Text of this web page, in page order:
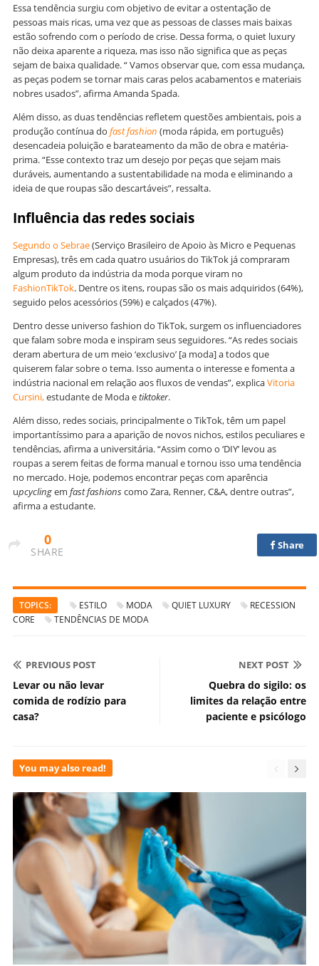
Essa tendência surgiu com objetivo de evitar a ostentação de
pessoas mais ricas, uma vez que as pessoas de classes mais baixas
estão sofrendo com o período de crise. Dessa forma, o quiet luxury
não deixa aparente a riqueza, mas isso não significa que as peças
sejam de baixa qualidade. “ Vamos observar que, com essa mudança,
as peças podem se tornar mais caras pelos acabamentos e materiais
nobres usados”, afirma Amanda Spada.
Além disso, as duas tendências refletem questões ambientais, pois a
produção contínua do fast fashion (moda rápida, em português)
desencadeia poluição e barateamento da mão de obra e matéria-
prima. “Esse contexto traz um desejo por peças que sejam mais
duráveis, aumentando a sustentabilidade na moda e eliminando a
ideia de que roupas são descartáveis”, ressalta.
Influência das redes sociais
Segundo o Sebrae(Serviço Brasileiro de Apoio às Micro e Pequenas
Empresas), três em cada quatro usuários do TikTok já compraram
algum produto da indústria da moda porque viram no
FashionTikTok. Dentre os itens, roupas são os mais adquiridos (64%),
seguido pelos acessórios (59%) e calçados (47%).
Dentro desse universo fashion do TikTok, surgem os influenciadores
que falam sobre moda e inspiram seus seguidores. “As redes sociais
deram abertura de um meio ‘exclusivo’ [a moda] a todos que
quiserem falar sobre o tema. Isso aumenta o interesse e fomenta a
indústria nacional em relação aos fluxos de vendas”, explicaVitoria
Cursini,estudante de Moda etiktoker.
Além disso, redes sociais, principalmente o TikTok, têm um papel
importantíssimo para a aparição de novos nichos, estilos peculiares e
tendências, afirma a universitária. “Assim como o ‘DIY’ levou as
roupas a serem feitas de forma manual e tornou isso uma tendência
no mercado. Hoje, podemos encontrar peças com aparência
upcyclingem fast fashionscomo Zara, Renner, C&A, dentre outras”,
afirma a estudante.
0
SHARE
Share
TOPICS: ESTILO MODA QUIET LUXURY
RECESSION
CORE
TENDÊNCIAS DE MODA
PREVIOUS POST
Levar ou não levar
comida de rodízio para
casa?
NEXT POST
Quebra do sigilo: os
limites da relação entre
paciente e psicólogo
You may also read!